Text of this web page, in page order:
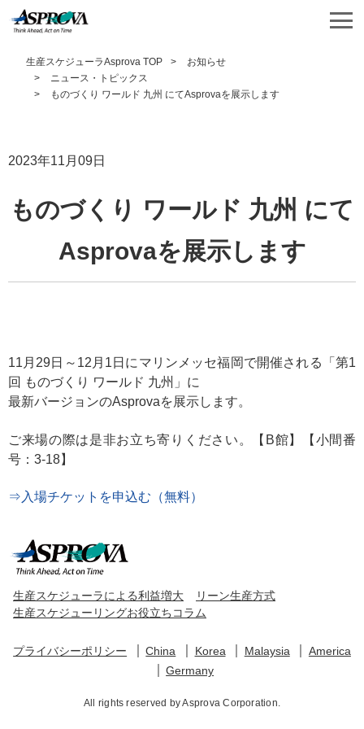
生産スケジューラAsprova TOP
お知らせ
ニュース・トピックス
ものづくり ワールド 九州 にてAsprovaを展示します
2023年11月09日
ものづくり ワールド 九州 にて
Asprovaを展示します
11月29日～12月1日にマリンメッセ福岡で開催される「第1
回 ものづくり ワールド 九州」に
最新バージョンのAsprovaを展示します。
ご来場の際は是非お立ち寄りください。【B館】【小間番
号：3-18】
⇒入場チケットを申込む（無料）
生産スケジューラによる利益増大
リーン生産方式
生産スケジューリングお役立ちコラム
プライバシーポリシー China Korea Malaysia
America
Germany
All rights reserved by Asprova Corporation.